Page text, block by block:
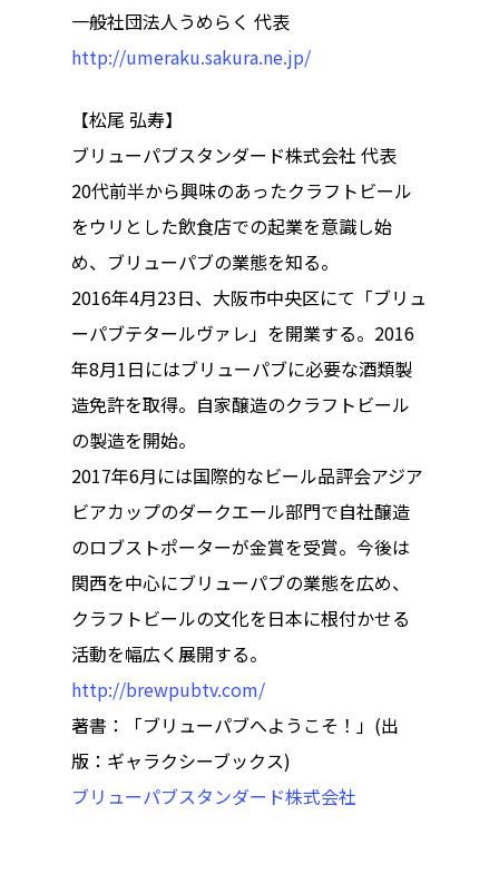
一般社団法人うめらく 代表
http://umeraku.sakura.ne.jp/
【松尾 弘寿】
ブリューパブスタンダード株式会社 代表
20代前半から興味のあったクラフトビール
をウリとした飲食店での起業を意識し始
め、ブリューパブの業態を知る。
2016年4月23日、大阪市中央区にて「ブリュ
ーパブテタールヴァレ」を開業する。2016
年8月1日にはブリューパブに必要な酒類製
造免許を取得。自家醸造のクラフトビール
の製造を開始。
2017年6月には国際的なビール品評会アジア
ビアカップのダークエール部門で自社醸造
のロブストポーターが金賞を受賞。今後は
関西を中心にブリューパブの業態を広め、
クラフトビールの文化を日本に根付かせる
活動を幅広く展開する。
http://brewpubtv.com/
著書：「ブリューパブへようこそ！」(出
版：ギャラクシーブックス)
ブリューパブスタンダード株式会社
食
About Hyper Engawa
E:info@hyper-